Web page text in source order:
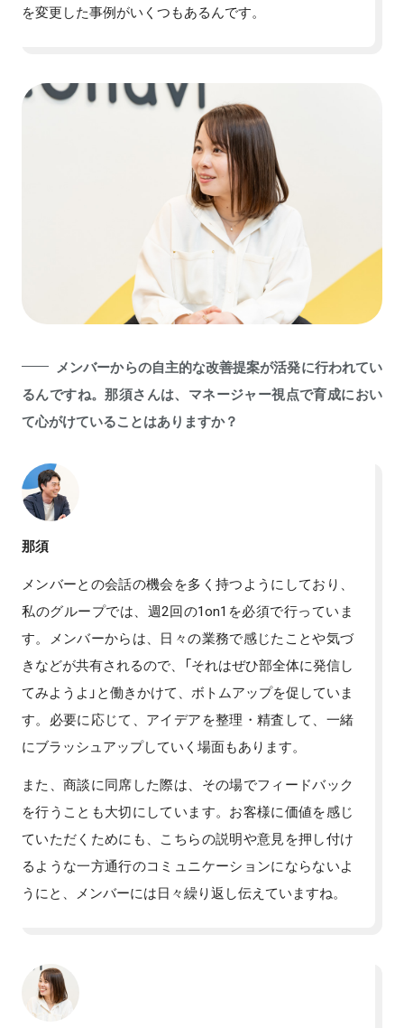
を変更した事例がいくつもあるんです。
メンバーからの自主的な改善提案が活発に行われてい
るんですね。那須さんは、マネージャー視点で育成におい
て心がけていることはありますか？
那須
メンバーとの会話の機会を多く持つようにしており、
私のグループでは、週2回の1on1を必須で行っていま
す。メンバーからは、日々の業務で感じたことや気づ
きなどが共有されるので、「それはぜひ部全体に発信し
てみようよ」と働きかけて、ボトムアップを促していま
す。必要に応じて、アイデアを整理・精査して、一緒
にブラッシュアップしていく場面もあります。
また、商談に同席した際は、その場でフィードバック
を行うことも大切にしています。お客様に価値を感じ
ていただくためにも、こちらの説明や意見を押し付け
るような一方通行のコミュニケーションにならないよ
うにと、メンバーには日々繰り返し伝えていますね。